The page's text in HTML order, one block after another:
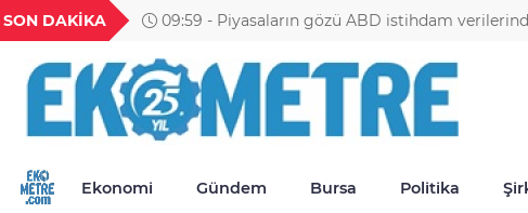
SON DAKİKA 09:55 - UİB’in temmuz ayı ihracat verileri
18,1910
TND
16,3244
BGN
28,0626
VND
0,0018
Ekonomi Gündem Bursa Politika